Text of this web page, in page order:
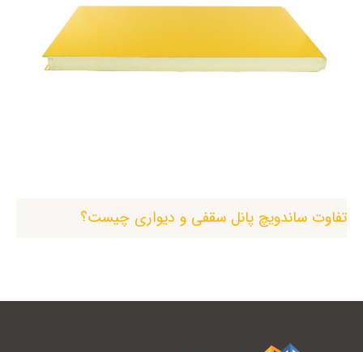
تفاوت ساندویچ پانل سقفی و دیواری چیست؟